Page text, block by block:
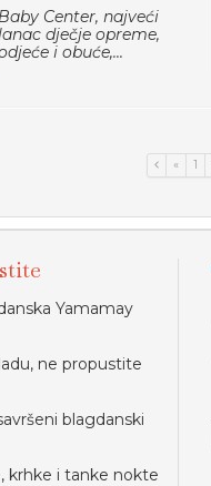
Baby Center, najveći
dječje opreme,
i obuće,...
« 1
Yamamay
ne propustite
blagdanski
krhke i tanke nokte